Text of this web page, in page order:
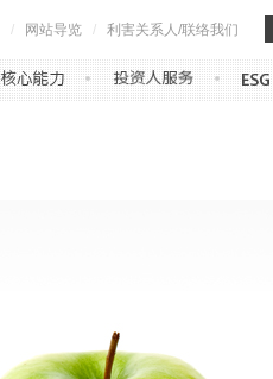
/ 网站导览 / 利害关系人/联络我们